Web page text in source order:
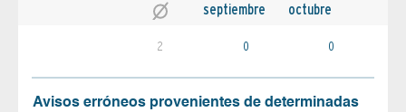
septiembre octubre
2 0 0
Avisos erróneos provenientes de determinadas